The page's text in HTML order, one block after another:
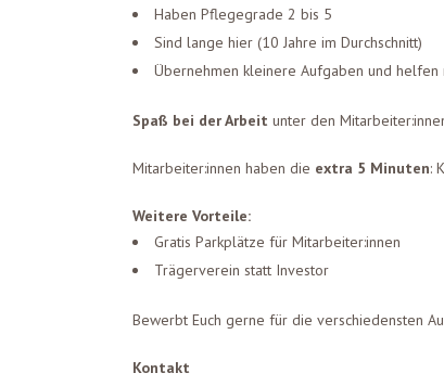
Haben Pflegegrade 2 bis 5
Sind lange hier (10 Jahre im Durchschnitt)
Übernehmen kleinere Aufgaben und helfen
Spaß bei der Arbeit unter den
Mitarbeiter:innen haben die extra 5 Minuten:
Weitere Vorteile:
Gratis Parkplätze für Mitarbeiter:innen
Trägerverein statt Investor
Bewerbt Euch gerne für die verschiedensten
Kontakt